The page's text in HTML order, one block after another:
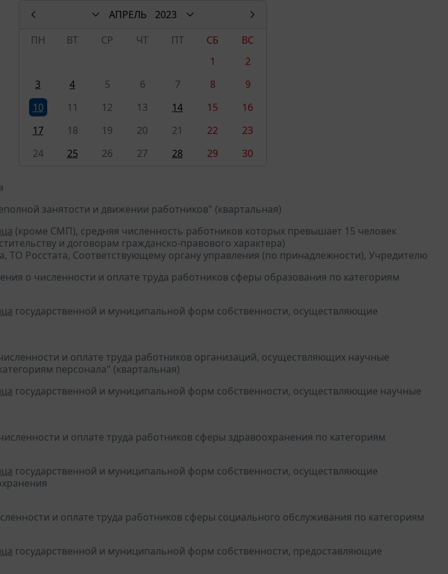
АПРЕЛЬ
2023
ПН
ВТ СР ЧТ ПТ СБ
ВС
1
2
3
4 5 6 7 8
9
10
11 12 13 14 15
16
17
18 19 20 21 22
23
24
25 26 27 28 29 30
занятости и движении работников" (квартальная)
(кроме СМП), средняя численность работников которых превышает 15 человек
и договорам гражданско-правового характера)
ТО Росстата, Соответствующему органу управления (по принадлежности), Учредителю
о численности и оплате труда работников сферы образования по категориям
государственной и муниципальной форм собственности, осуществляющие
и оплате труда работников организаций, осуществляющих научные
персонала" (квартальная)
государственной и муниципальной форм собственности, осуществляющие научные
и оплате труда работников сферы здравоохранения по категориям
государственной и муниципальной форм собственности, осуществляющие
и оплате труда работников сферы социального обслуживания по категориям
государственной и муниципальной форм собственности, предоставляющие